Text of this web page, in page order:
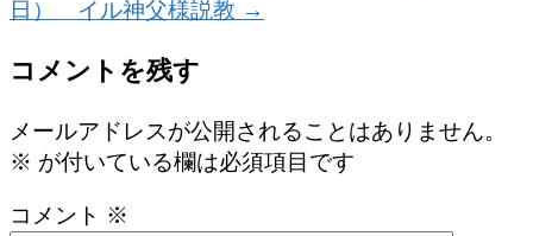
日） イル神父様説教 →
コメントを残す
メールアドレスが公開されることはありません。
※ が付いている欄は必須項目です
コメント ※